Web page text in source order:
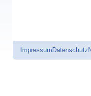
ImpressumDatenschutz